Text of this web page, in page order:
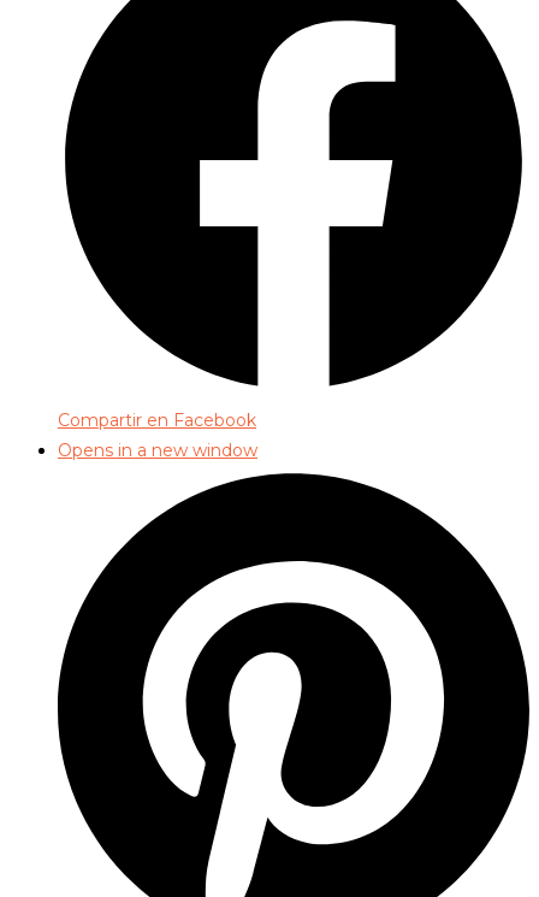
Compartir en Facebook
Opens in a new window